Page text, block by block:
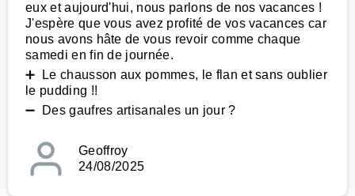
eux et aujourd'hui, nous parlons de nos vacances !
J'espère que vous avez profité de vos vacances car
nous avons hâte de vous revoir comme chaque
samedi en fin de journée.
➕ Le chausson aux pommes, le flan et sans oublier
le pudding !!
➖ Des gaufres artisanales un jour ?
Geoffroy
24/08/2025